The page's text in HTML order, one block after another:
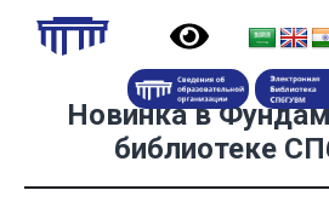
Новинка в
библиотеке